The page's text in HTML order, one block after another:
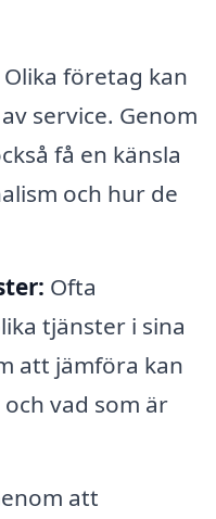
Olika företag kan
service. Genom
få en känsla
och hur de
Ofta
tjänster i sina
att jämföra kan
vad som är
att